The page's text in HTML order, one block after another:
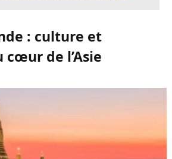
: culture et
de l’Asie